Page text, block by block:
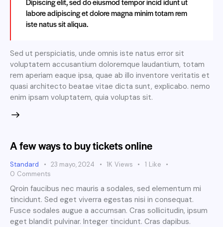
labore adipiscing et dolore magna minim totam rem
iste natus sit aliqua.
Sed ut perspiciatis, unde omnis iste natus error sit
voluptatem accusantium doloremque laudantium, totam
rem aperiam eaque ipsa, quae ab illo inventore veritatis et
quasi architecto beatae vitae dicta sunt, explicabo. nemo
enim ipsam voluptatem, quia voluptas sit.
A few ways to buy tickets online
Standard 23 mayo, 2024 1K Views 1 Like
0 Comments
Qroin faucibus nec mauris a sodales, sed elementum mi
tincidunt. Sed eget viverra egestas nisi in consequat.
Fusce sodales augue a accumsan. Cras sollicitudin, ipsum
eget blandit pulvinar. Integer tincidunt. Cras dapibus.